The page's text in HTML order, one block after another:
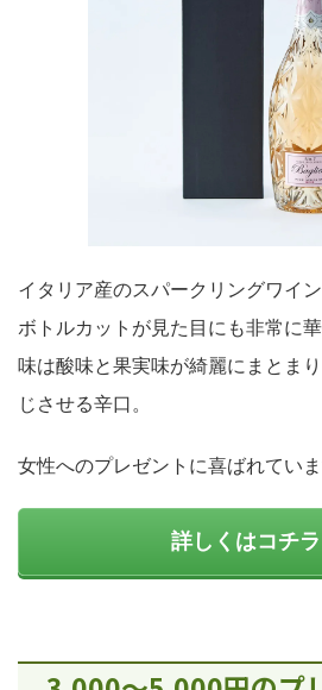
イタリア産のスパークリングワイン
ボトルカットが見た目にも非常に華
味は酸味と果実味が綺麗にまとま
じさせる辛口。
女性へのプレゼントに喜ばれていま
詳しくはコチラ